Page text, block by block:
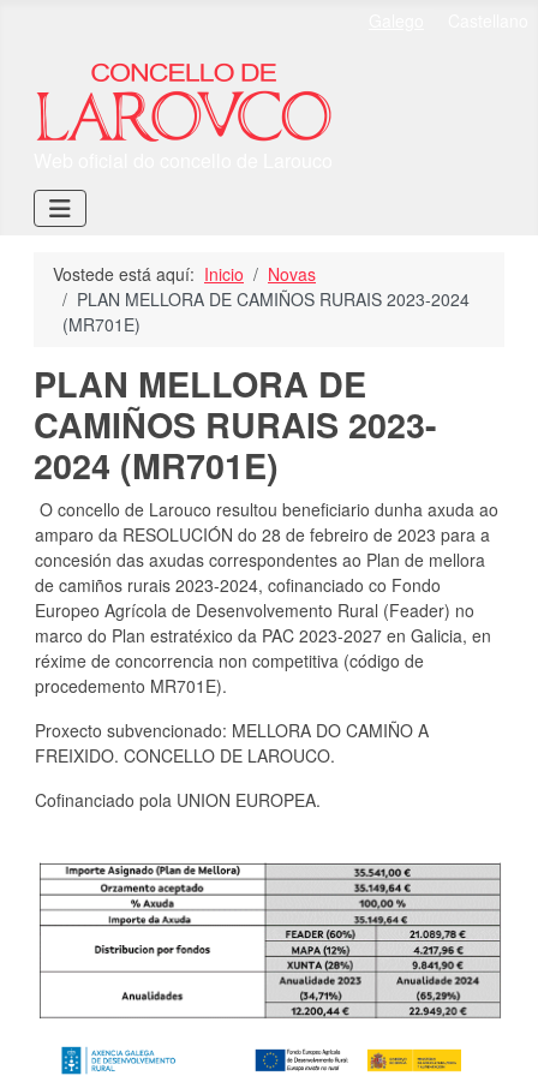
Vostede está aquí: Inicio
Novas
PLAN MELLORA DE CAMIÑOS RURAIS 2023-2024
(MR701E)
PLAN MELLORA DE
CAMIÑOS RURAIS 2023-
2024 (MR701E)
O concello de Larouco resultou beneficiario dunha axuda ao
amparo da RESOLUCIÓN do 28 de febreiro de 2023 para a
concesión das axudas correspondentes ao Plan de mellora
de camiños rurais 2023-2024, cofinanciado co Fondo
Europeo Agrícola de Desenvolvemento Rural (Feader) no
marco do Plan estratéxico da PAC 2023-2027 en Galicia, en
réxime de concorrencia non competitiva (código de
procedemento MR701E).
Proxecto subvencionado: MELLORA DO CAMIÑO A
FREIXIDO. CONCELLO DE LAROUCO.
Cofinanciado pola UNION EUROPEA.